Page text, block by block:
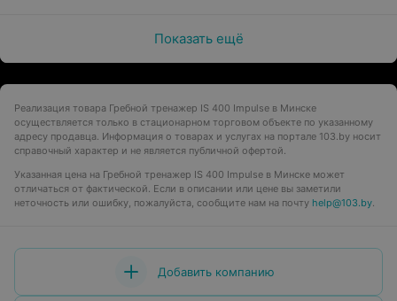
Показать ещё
Реализация товара Гребной тренажер IS 400 Impulse в Минске
осуществляется только в стационарном торговом объекте по указанному
адресу продавца. Информация о товарах и услугах на портале 103.by носит
справочный характер и не является публичной офертой.
Указанная цена на Гребной тренажер IS 400 Impulse в Минске может
отличаться от фактической. Если в описании или цене вы заметили
неточность или ошибку, пожалуйста, сообщите нам на почту help@103.by.
Добавить компанию